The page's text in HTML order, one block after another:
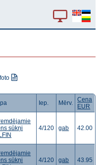
Iep. Mērv.
Cena
EUR
sūkņi
4/120 gab 42.00
sūkņi
4/120 gab 43.95